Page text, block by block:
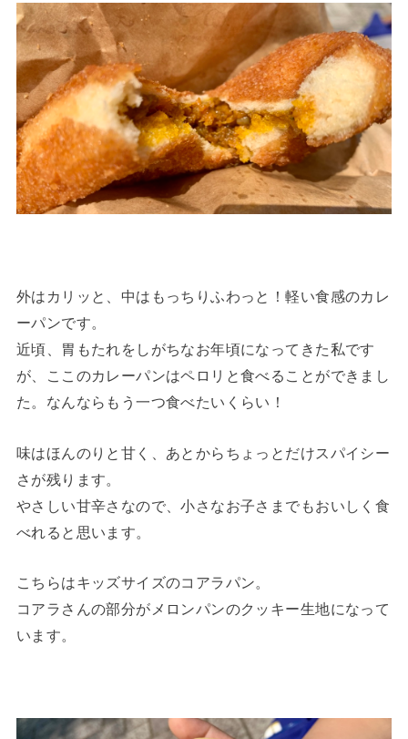
外はカリッと、中はもっちりふわっと！軽い食感のカレ
ーパンです。
近頃、胃もたれをしがちなお年頃になってきた私です
が、ここのカレーパンはペロリと食べることができまし
た。なんならもう一つ食べたいくらい！
味はほんのりと甘く、あとからちょっとだけスパイシー
さが残ります。
やさしい甘辛さなので、小さなお子さまでもおいしく食
べれると思います。
こちらはキッズサイズのコアラパン。
コアラさんの部分がメロンパンのクッキー生地になって
います。